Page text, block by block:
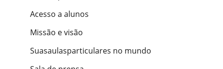
Acesso a alunos
Missão e visão
Suasaulasparticulares no mundo